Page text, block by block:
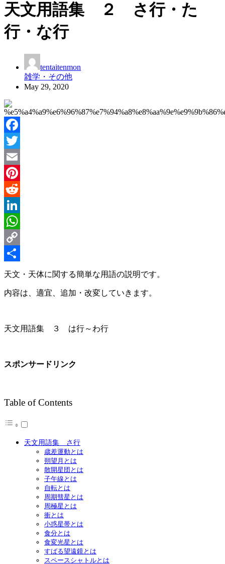
天文用語集 ２ さ行・た
行・な行
tentaitenmon
雑学・その他
May 29, 2020
Facebook
Twitter
Email
Pinterest
Reddit
LinkedIn
WhatsApp
Copy
Link
Share
天文・天体に関する簡単な用語の説明です。
内容は、適宜、追加・改変していきます。
天文用語集 ３ は行～わ行
スポンサードリンク
Table of Contents
天文用語集 さ行
歳差運動とは
朔望月とは
散開星団とは
子午線とは
自転とは
周期彗星とは
周極星とは
衝とは
小惑星帯とは
食分とは
食変光星とは
すばる望遠鏡とは
スペースシャトルとは